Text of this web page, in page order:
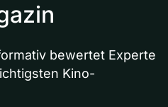
bewertet Experte
Kino-